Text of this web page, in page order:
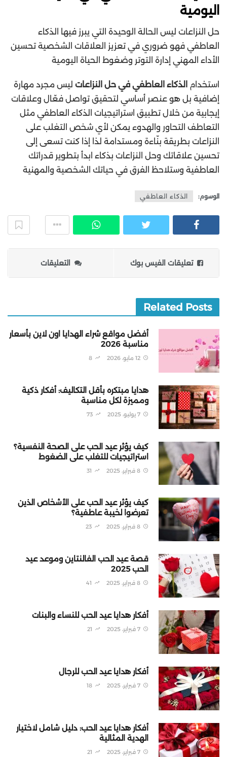
اليومية
حل النزاعات ليس الحالة الوحيدة التي يبرز فيها الذكاء
العاطفي فهو ضروري في تعزيز العلاقات الشخصية تحسين
الأداء المهني إدارة التوتر وضغوط الحياة اليومية
استخدام الذكاء العاطفي في حل النزاعاتليس مجرد مهارة
إضافية بل هو عنصر أساسي لتحقيق تواصل فعّال وعلاقات
إيجابية من خلال تطبيق استراتيجيات الذكاء العاطفي مثل
التعاطف التحاور والهدوء يمكن لأي شخص التغلب على
النزاعات بطريقة بنّاءة ومستدامة لذا إذا كنت تسعى إلى
تحسين علاقاتك وحل النزاعات بذكاء ابدأ بتطوير قدراتك
العاطفية وستلاحظ الفرق في حياتك الشخصية والمهنية
الوسوم: الذكاء العاطفي
تعليقات الفيس بوك التعليقات
Related Posts
أفضل مواقع شراء الهدايا اون لاين بأسعار
مناسبة 2026
12 مايو، 2026 8
هدايا مبتكره بأقل التكاليف: أفكار ذكية
ومميزة لكل مناسبة
7 يوليو، 2025 73
كيف يؤثر عيد الحب على الصحة النفسية؟
استراتيجيات للتغلب على الضغوط
8 فبراير، 2025 31
كيف يؤثر عيد الحب على الأشخاص الذين
تعرضوا لخيبة عاطفية؟
8 فبراير، 2025 23
قصة عيد الحب الفالنتاين وموعد عيد
الحب 2025
8 فبراير، 2025 41
أفكار هدايا عيد الحب للنساء والبنات
7 فبراير، 2025 21
أفكار هدايا عيد الحب للرجال
7 فبراير، 2025 18
أفكار هدايا عيد الحب: دليل شامل لاختيار
الهدية المثالية
7 فبراير، 2025 21